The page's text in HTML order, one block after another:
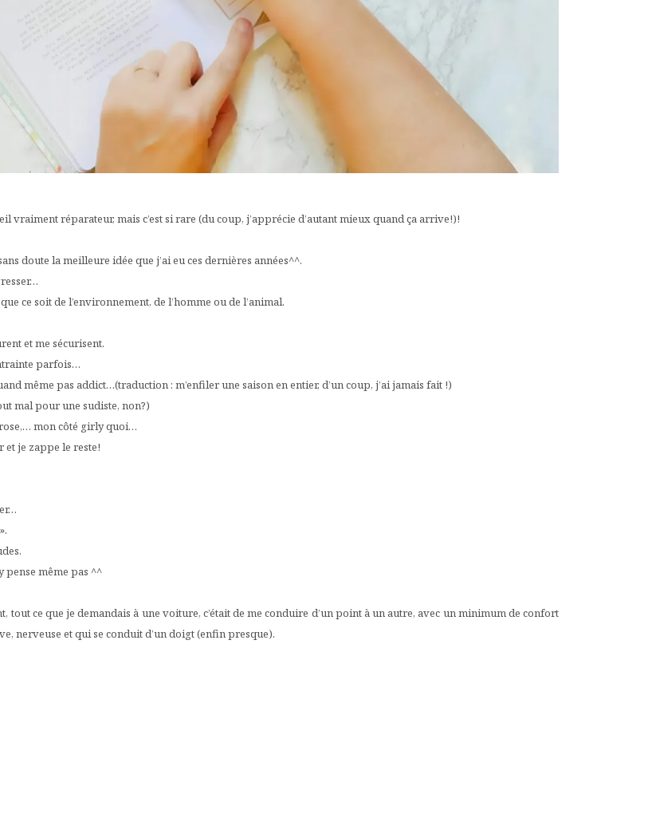
vraiment réparateur, mais c’est si rare (du coup, j’apprécie d’autant mieux quand ça arrive!)!
doute la meilleure idée que j’ai eu ces dernières années^^.
ce soit de l’environnement, de l’homme ou de l’animal.
et me sécurisent.
parfois…
même pas addict…(traduction : m’enfiler une saison en entier, d’un coup, j’ai jamais fait !)
mal pour une sudiste, non?)
rose,… mon côté girly quoi…
et je zappe le reste!
pense même pas ^^
tout ce que je demandais à une voiture, c’était de me conduire d’un point à un autre, avec un minimum de confort
nerveuse et qui se conduit d’un doigt (enfin presque).